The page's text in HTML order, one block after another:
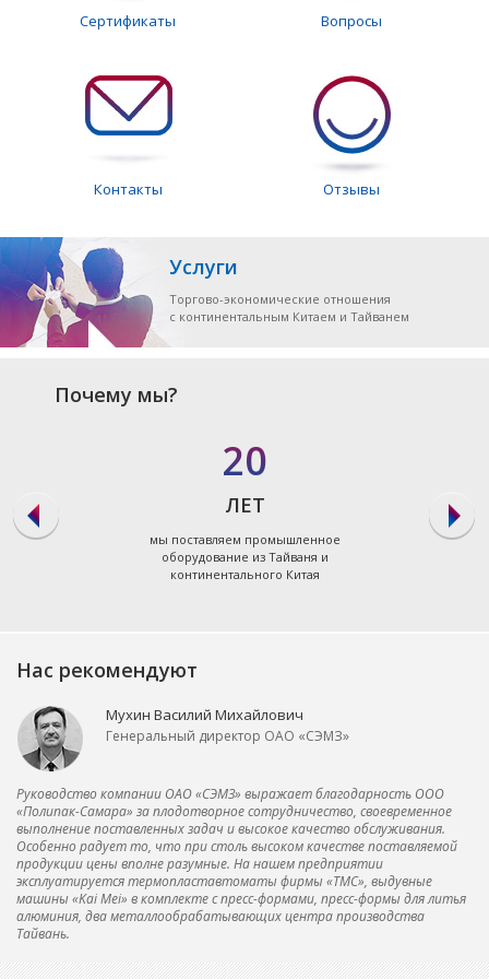
Сертификаты Вопросы
Контакты Отзывы
Услуги
Торгово-экономические отношения
с континентальным Китаем и Тайванем
Почему мы?
20
ЛЕТ
мы поставляем промышленное
оборудование из Тайваня и
континентального Китая
Нас рекомендуют
Мухин Василий Михайлович
Генеральный директор ОАО «СЭМЗ»
Руководство компании ОАО «СЭМЗ» выражает благодарность ООО
«Полипак-Самара» за плодотворное сотрудничество, своевременное
выполнение поставленных задач и высокое качество обслуживания.
Особенно радует то, что при столь высоком качестве поставляемой
продукции цены вполне разумные. На нашем предприятии
эксплуатируется термопластавтоматы фирмы «ТМС», выдувные
машины «Kai Mei» в комплекте с пресс-формами, пресс-формы для литья
алюминия, два металлообрабатывающих центра производства
Тайвань.